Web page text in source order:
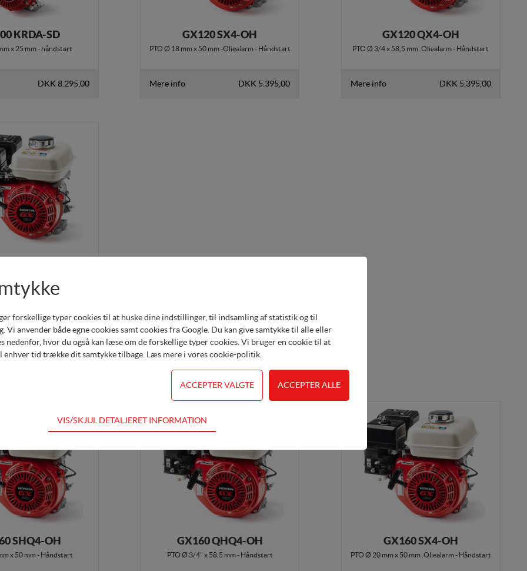
KRDA-SD
x 25 mm - håndstart
DKK 8.295,00
GX120 SX4-OH
PTO Ø 18 mm x 50 mm -Oliealarm - Håndstart
Mere info DKK 5.395,00
GX120 QX4-OH
PTO Ø 3/4 x 58,5 mm .Oliealarm - Håndstart
Mere info DKK 5.395,00
SHQ4-OH
x 50 mm - Håndstart
GX160 QHQ4-OH
PTO Ø 3/4" x 58,5 mm - Håndstart
GX160 SX4-OH
PTO Ø 20 mm x 50 mm .Oliealarm - Håndstart
forskellige typer cookies til at huske dine indstillinger, til indsamling af statistik og til
Vi anvender både egne cookies samt cookies fra Google. Du kan give samtykke til alle eller
nedenfor, hvor du også kan læse om de forskellige typer cookies. Vi bruger en cookie til at
enhver tid trække dit samtykke tilbage. Læs mere i vores cookie-politik
for hjemmesidens grundlæggende funktioner som fx navigation, adgangskontrol samt
til at optimere design, brugervenlighed og effektiviteten af en hjemmeside. Fx ved at indsamle
og hvordan hjemmesiden bruges.
(tracking-cookies) indsamler brugerens digitale fodspor på tværs af flere hjemmesider og
interesserer sig for/søger på for at kunne personalisere indholdet på en hjemmeside - dvs.
VIS/SKJUL DETALJERET INFORMATION